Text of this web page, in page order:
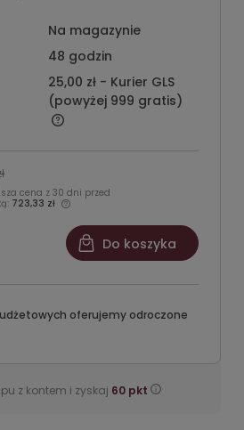
Na magazynie
48 godzin
25,00 zł - Kurier GLS
(powyżej 999 gratis)
cena z 30 dni przed
723,33 zł
Do koszyka
oferujemy odroczone
z kontem i zyskaj 60 pkt